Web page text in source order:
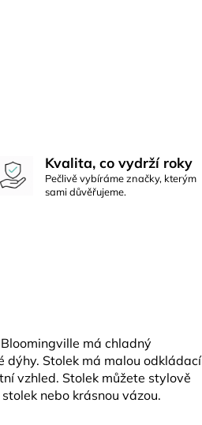
Kvalita, co vydrží roky
Pečlivě vybíráme značky, kterým
sami důvěřujeme.
má chladný
dýhy. Stolek má malou odkládací
vzhled. Stolek můžete stylově
nebo krásnou vázou.